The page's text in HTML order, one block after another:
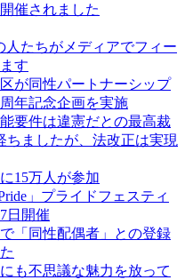
催されました
人たちがメディアでフィー
す
が同性パートナーシップ
年記念企画を実施
要件は違憲だとの最高裁
ちましたが、法改正は実現
15万人が参加
」プライドフェスティ
日開催
「同性配偶者」との登録
も不思議な魅力を放って